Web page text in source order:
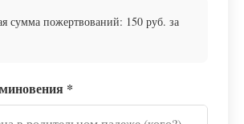
сумма пожертвований: 150 руб. за
*